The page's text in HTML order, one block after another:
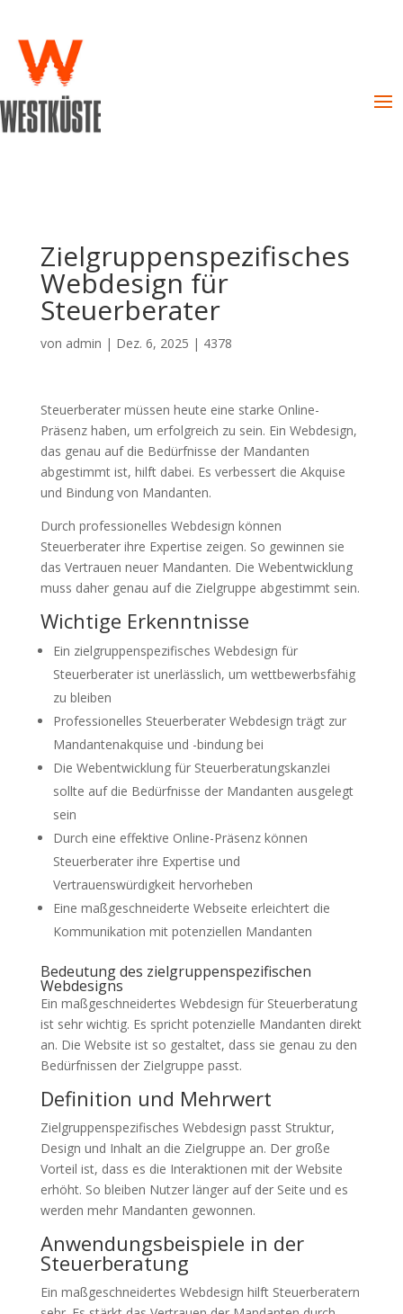
Zielgruppenspezifisches
Webdesign für
Steuerberater
von admin | Dez. 6, 2025 | 4378
Steuerberater müssen heute eine starke Online-
Präsenz haben, um erfolgreich zu sein. Ein Webdesign,
das genau auf die Bedürfnisse der Mandanten
abgestimmt ist, hilft dabei. Es verbessert die Akquise
und Bindung von Mandanten.
Durch professionelles Webdesign können
Steuerberater ihre Expertise zeigen. So gewinnen sie
das Vertrauen neuer Mandanten. Die Webentwicklung
muss daher genau auf die Zielgruppe abgestimmt sein.
Wichtige Erkenntnisse
Ein zielgruppenspezifisches Webdesign für
Steuerberater ist unerlässlich, um wettbewerbsfähig
zu bleiben
Professionelles Steuerberater Webdesign trägt zur
Mandantenakquise und -bindung bei
Die Webentwicklung für Steuerberatungskanzlei
sollte auf die Bedürfnisse der Mandanten ausgelegt
sein
Durch eine effektive Online-Präsenz können
Steuerberater ihre Expertise und
Vertrauenswürdigkeit hervorheben
Eine maßgeschneiderte Webseite erleichtert die
Kommunikation mit potenziellen Mandanten
Bedeutung des zielgruppenspezifischen
Webdesigns
Ein maßgeschneidertes Webdesign für Steuerberatung
ist sehr wichtig. Es spricht potenzielle Mandanten direkt
an. Die Website ist so gestaltet, dass sie genau zu den
Bedürfnissen der Zielgruppe passt.
Definition und Mehrwert
Zielgruppenspezifisches Webdesign passt Struktur,
Design und Inhalt an die Zielgruppe an. Der große
Vorteil ist, dass es die Interaktionen mit der Website
erhöht. So bleiben Nutzer länger auf der Seite und es
werden mehr Mandanten gewonnen.
Anwendungsbeispiele in der
Steuerberatung
Ein maßgeschneidertes Webdesign hilft Steuerberatern